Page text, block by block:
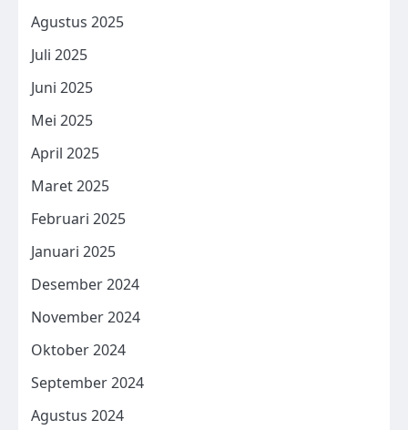
Agustus 2025
Juli 2025
Juni 2025
Mei 2025
April 2025
Maret 2025
Februari 2025
Januari 2025
Desember 2024
November 2024
Oktober 2024
September 2024
Agustus 2024